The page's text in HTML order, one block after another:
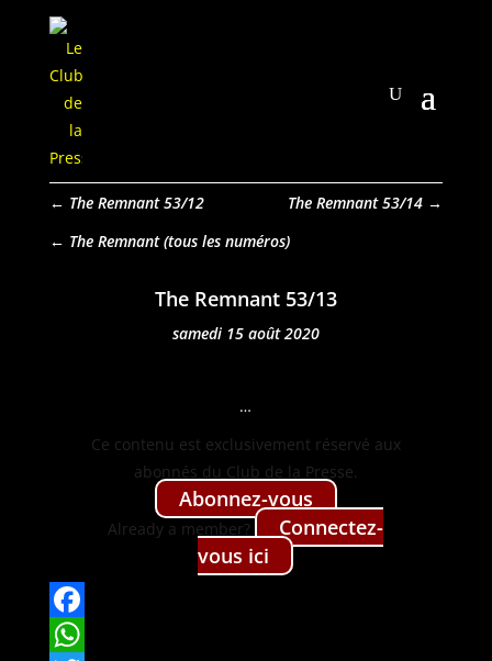
← The Remnant 53/12 The Remnant 53/14 →
The Remnant
The Remnant 53/13
samedi 15 août 2020
…
Ce con­tenu est exclu­sive­ment réservé aux
abon­nés du Club de la Presse.
Abon­nez-vous
Already a mem­ber?
Con­nectez-
vous ici